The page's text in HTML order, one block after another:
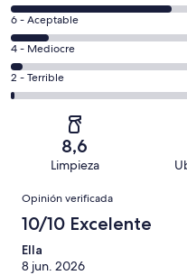
Excelente.
273
de
629
opiniones
8
-
Bueno.
267
de
629
opiniones
Evaluación:
6
-
Aceptable.
60
opiniones
6 - Aceptable
Evaluación:
4
-
4 - Mediocre
Evaluación:
2
629
opiniones
2 - Terrible
8,6
Limpieza
Opiniones
Opinión verificada
10/10 Excelente
Ella
8 jun. 2026